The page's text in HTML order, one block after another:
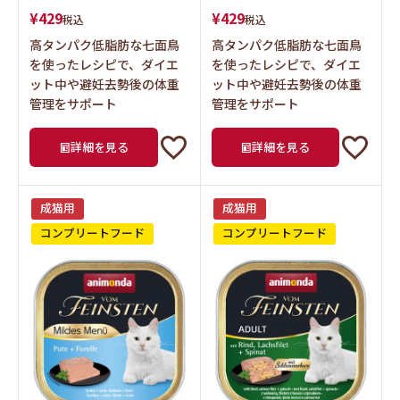
犬用フード 猫用フード カート メニュー
を使ったレシピで、ダイエ
ット中や避妊去勢後の体重
管理をサポート
詳細を見る
を使ったレシピで、ダイエ
ット中や避妊去勢後の体重
管理をサポート
詳細を見る
成猫用
成猫用